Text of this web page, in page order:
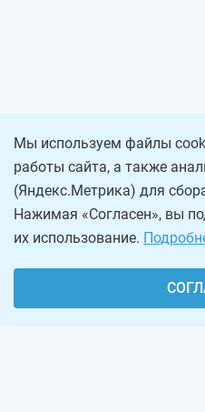
Мы используем файлы
работы сайта, а также
(Яндекс.Метрика) для
Нажимая «Согласен», вы
их использование.